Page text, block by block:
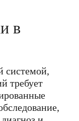
в
системой,
требует